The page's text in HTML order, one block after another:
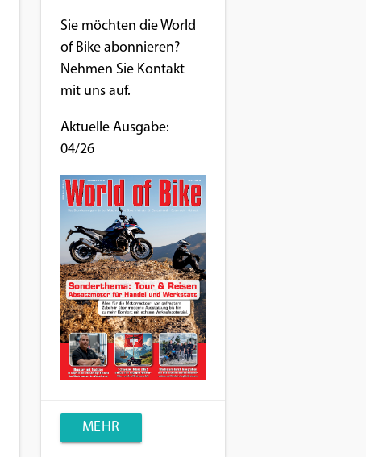
Sie möchten die World
of Bike abonnieren?
Nehmen Sie Kontakt
mit uns auf.
Aktuelle Ausgabe:
04/26
MEHR